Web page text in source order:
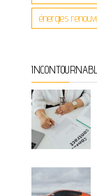
énergies